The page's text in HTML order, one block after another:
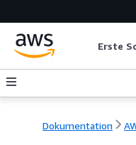
Erste
Dokumentation